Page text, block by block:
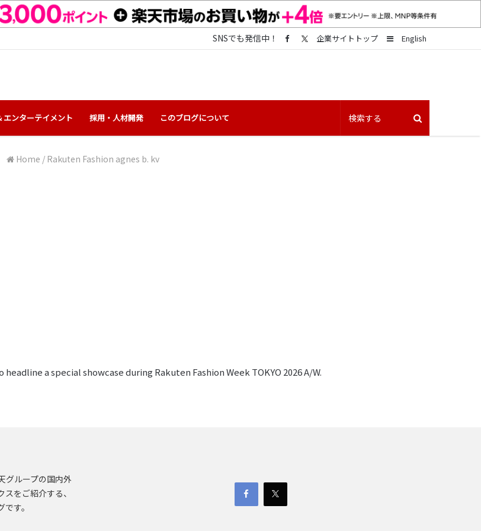
English
Sidebar
企業サイトトップ
SNSでも発信中！
エンターテイメント 採用・人材開発 このブログについて
Home / Rakuten Fashion agnes b. kv
a special showcase during Rakuten Fashion Week TOKYO 2026 A/W.
グループの国内外
をご紹介する、
す。